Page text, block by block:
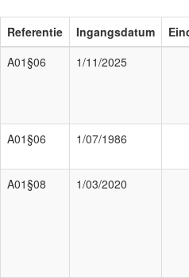
Referentie Ingangsdatum
A01§06
1/11/2025
A01§06
1/07/1986
A01§08
1/03/2020